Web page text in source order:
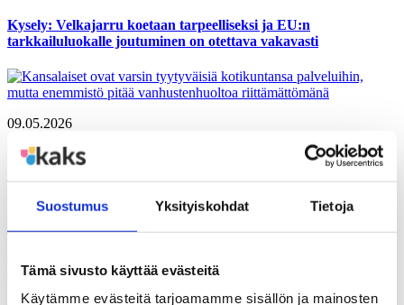
Suostumus Yksityiskohdat Tietoja
Tämä sivusto käyttää evästeitä
Käytämme evästeitä tarjoamamme sisällön ja mainosten
Kysely: Velkajarru koetaan tarpeelliseksi ja EU:n
tarkkailuluokalle joutuminen on otettava vakavasti
09.05.2026
Gallupit